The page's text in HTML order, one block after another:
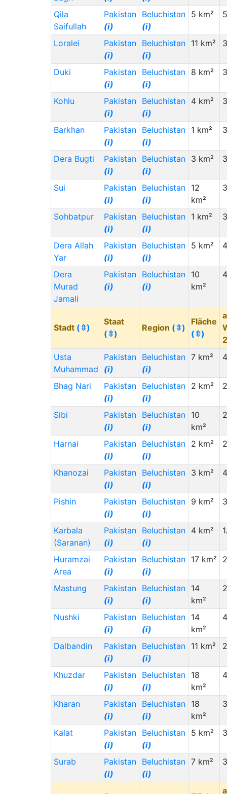
Qila
Saifullah
Pakistan
(i)
Beluchistan
(i)
5 km²
Loralei
Pakistan
(i)
Beluchistan
(i)
11 km²
Duki
Pakistan
(i)
Beluchistan
(i)
8 km²
Kohlu
Pakistan
(i)
Beluchistan
(i)
4 km²
Barkhan
Pakistan
(i)
Beluchistan
(i)
1 km²
Dera Bugti
Pakistan
(i)
Beluchistan
(i)
3 km²
Sui
Pakistan
(i)
Beluchistan
(i)
12
km²
Sohbatpur
Pakistan
(i)
Beluchistan
(i)
1 km²
Dera Allah
Yar
Pakistan
(i)
Beluchistan
(i)
5 km²
Dera
Murad
Jamali
Pakistan
(i)
Beluchistan
(i)
10
km²
Stadt (⇳)
Staat
(⇳)
Region (⇳)
Fläche
(⇳)
Usta
Muhammad
Pakistan
(i)
Beluchistan
(i)
7 km²
Bhag Nari
Pakistan
(i)
Beluchistan
(i)
2 km²
Sibi
Pakistan
(i)
Beluchistan
(i)
10
km²
Harnai
Pakistan
(i)
Beluchistan
(i)
2 km²
Khanozai
Pakistan
(i)
Beluchistan
(i)
3 km²
Pishin
Pakistan
(i)
Beluchistan
(i)
9 km²
Karbala
(Saranan)
Pakistan
(i)
Beluchistan
(i)
4 km²
Huramzai
Area
Pakistan
(i)
Beluchistan
(i)
17 km²
Mastung
Pakistan
(i)
Beluchistan
(i)
14
km²
Nushki
Pakistan
(i)
Beluchistan
(i)
14
km²
Dalbandin
Pakistan
(i)
Beluchistan
(i)
11 km²
Khuzdar
Pakistan
(i)
Beluchistan
(i)
18
km²
Kharan
Pakistan
(i)
Beluchistan
(i)
18
km²
Kalat
Pakistan
(i)
Beluchistan
(i)
5 km²
Surab
Pakistan
(i)
Beluchistan
(i)
7 km²